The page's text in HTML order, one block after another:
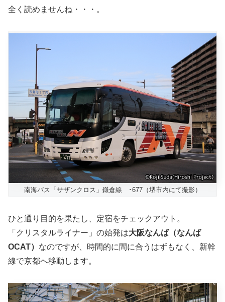
全く読めませんね・・・。
南海バス「サザンクロス」鎌倉線 ･677（堺市内にて撮影）
ひと通り目的を果たし、定宿をチェックアウト。
「クリスタルライナー」の始発は大阪なんば（なんば
OCAT） なのですが、時間的に間に合うはずもなく、新幹
線で京都へ移動します。